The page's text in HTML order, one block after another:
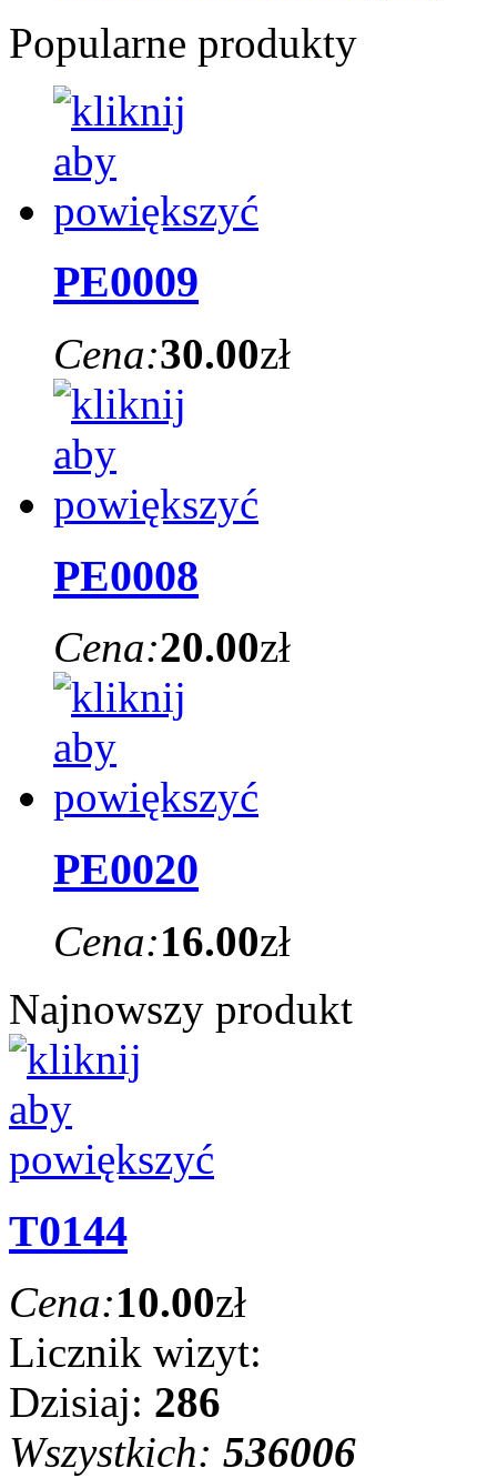
Popularne produkty
PE0009
Cena:30.00zł
PE0008
Cena:20.00zł
PE0020
Cena:16.00zł
Najnowszy produkt
T0144
Cena:10.00zł
Licznik wizyt:
Dzisiaj: 286
Wszystkich: 536006